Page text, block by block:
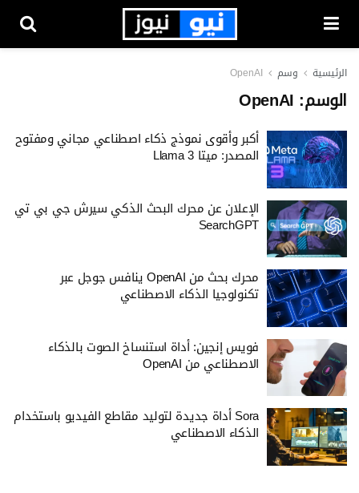
الرئيسية وسم OpenAI
الوسم: OpenAI
أكبر وأقوى نموذج ذكاء اصطناعي مجاني ومفتوح
المصدر: ميتا Llama 3
الإعلان عن محرك البحث الذكي سيرش جي بي تي
SearchGPT
محرك بحث من OpenAI ينافس جوجل عبر
تكنولوجيا الذكاء الاصطناعي
فويس إنجين: أداة استنساخ الصوت بالذكاء
الاصطناعي من OpenAI
Sora أداة جديدة لتوليد مقاطع الفيديو باستخدام
الذكاء الاصطناعي